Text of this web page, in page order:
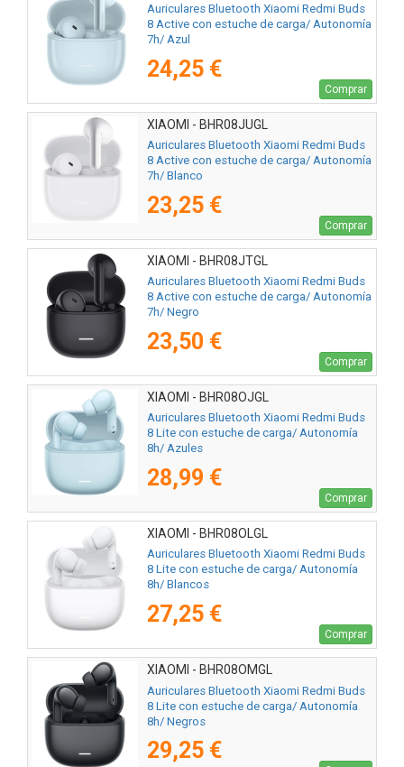
Auriculares Bluetooth Xiaomi Redmi Buds
8 Active con estuche de carga/ Autonomía
7h/ Azul
24,25 €
Comprar
XIAOMI - BHR08JUGL
Auriculares Bluetooth Xiaomi Redmi Buds
8 Active con estuche de carga/ Autonomía
7h/ Blanco
23,25 €
Comprar
XIAOMI - BHR08JTGL
Auriculares Bluetooth Xiaomi Redmi Buds
8 Active con estuche de carga/ Autonomía
7h/ Negro
23,50 €
Comprar
XIAOMI - BHR08OJGL
Auriculares Bluetooth Xiaomi Redmi Buds
8 Lite con estuche de carga/ Autonomía
8h/ Azules
28,99 €
Comprar
XIAOMI - BHR08OLGL
Auriculares Bluetooth Xiaomi Redmi Buds
8 Lite con estuche de carga/ Autonomía
8h/ Blancos
27,25 €
Comprar
XIAOMI - BHR08OMGL
Auriculares Bluetooth Xiaomi Redmi Buds
8 Lite con estuche de carga/ Autonomía
8h/ Negros
29,25 €